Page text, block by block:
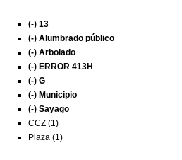
(-) 13
(-) Alumbrado público
(-) Arbolado
(-) ERROR 413H
(-) G
(-) Municipio
(-) Sayago
CCZ (1)
Plaza (1)